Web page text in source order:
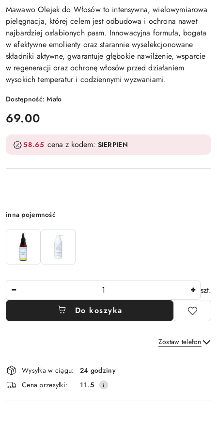
Mawawo Olejek do Włosów to intensywna, wielowymiarowa
pielęgnacja, której celem jest odbudowa i ochrona nawet
najbardziej osłabionych pasm. Innowacyjna formuła, bogata
w efektywne emolienty oraz starannie wyselekcjonowane
składniki aktywne, gwarantuje głębokie nawilżenie, wsparcie
w regeneracji oraz ochronę włosów przed działaniem
wysokich temperatur i codziennymi wyzwaniami.
Dostępność:Mało
cena:
69.00
58.65 cena z kodem: SIERPIEN
Wariant
inna pojemność
szt.
Do koszyka
Zostaw telefon
Wyślij
Dostępność
i
dostawa
Wysyłka w ciągu:
24 godziny
Cena przesyłki:
11.5